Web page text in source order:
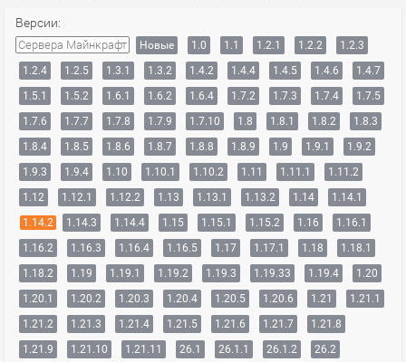
Версии:
Сервера Майнкрафт Новые 1.0 1.1 1.2.1 1.2.2
1.2.3
1.2.4
1.2.5 1.3.1 1.3.2 1.4.2 1.4.4 1.4.5 1.4.6
1.4.7
1.5.1
1.5.2 1.6.1 1.6.2 1.6.4 1.7.2 1.7.3 1.7.4
1.7.5
1.7.6
1.7.7 1.7.8 1.7.9 1.7.10 1.8 1.8.1 1.8.2
1.8.3
1.8.4
1.8.5 1.8.6 1.8.7 1.8.8 1.8.9 1.9 1.9.1
1.9.2
1.9.3
1.9.4 1.10 1.10.1 1.10.2 1.11 1.11.1
1.11.2
1.12
1.12.1 1.12.2 1.13 1.13.1 1.13.2 1.14
1.14.1
1.14.2
1.14.3 1.14.4 1.15 1.15.1 1.15.2 1.16
1.16.1
1.16.2
1.16.3 1.16.4 1.16.5 1.17 1.17.1 1.18
1.18.1
1.18.2
1.19 1.19.1 1.19.2 1.19.3 1.19.33 1.19.4
1.20
1.20.1
1.20.2 1.20.3 1.20.4 1.20.5 1.20.6 1.21
1.21.1
1.21.2
1.21.3 1.21.4 1.21.5 1.21.6 1.21.7
1.21.8
1.21.9
1.21.10 1.21.11 26.1 26.1.1 26.1.2 26.2